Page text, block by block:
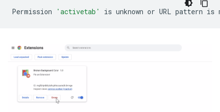
Permission 'activetab' is unknown or URL pattern is